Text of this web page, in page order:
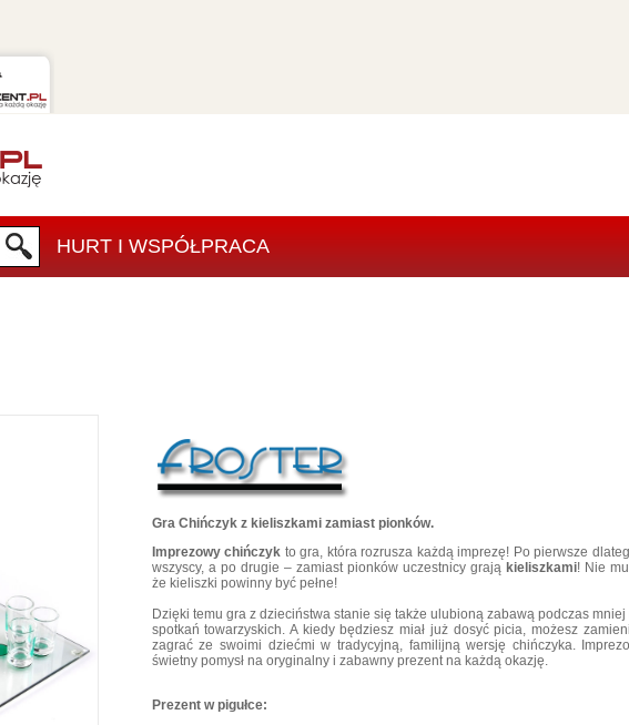
HURT I WSPÓŁPRACA
Gra Chińczyk z kieliszkami zamiast pionków.
Imprezowy chińczyk to gra, która rozrusza każdą imprezę! Po pierwsze
wszyscy, a po drugie – zamiast pionków uczestnicy grają kieliszkami! Nie
że kieliszki powinny być pełne!
Dzięki temu gra z dzieciństwa stanie się także ulubioną zabawą podczas
spotkań towarzyskich. A kiedy będziesz miał już dosyć picia, możesz
zagrać ze swoimi dziećmi w tradycyjną, familijną wersję chińczyka.
świetny pomysł na oryginalny i zabawny prezent na każdą okazję.
Prezent w pigułce: